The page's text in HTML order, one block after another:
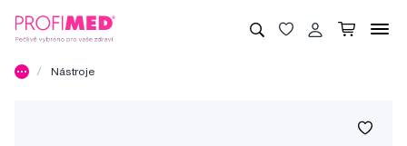
Nástroje